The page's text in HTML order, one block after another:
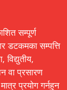
सम्पूर्ण
डटकमका सम्पत्ति
वा प्रसारण
प्रयोग गर्नहुन